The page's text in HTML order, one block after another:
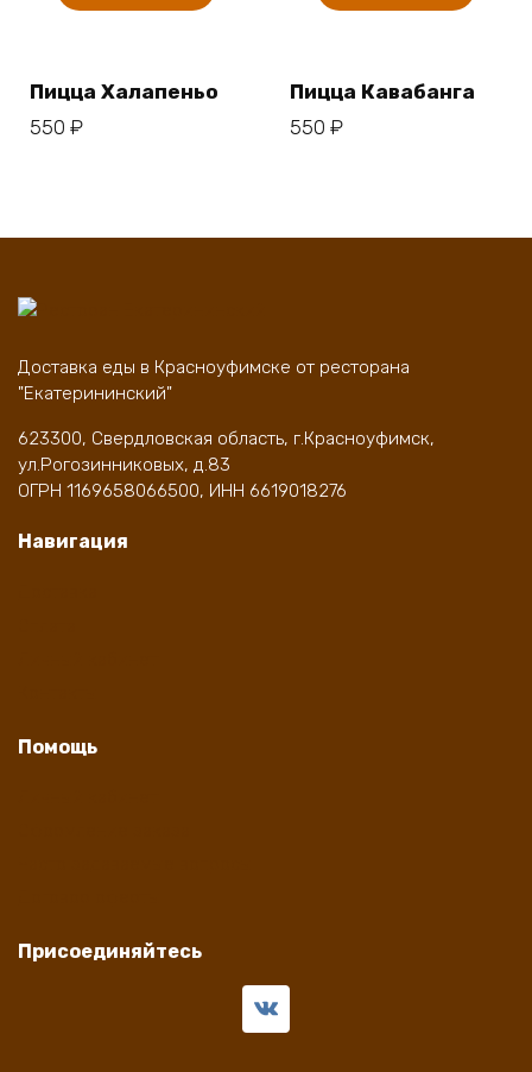
Пицца Халапеньо
550 ₽
Пицца Кавабанга
550 ₽
Доставка еды в Красноуфимске от ресторана
"Екатерининский"
623300, Свердловская область, г.Красноуфимск,
ул.Рогозинниковых, д.83
ОГРН 1169658066500, ИНН 6619018276
Навигация
Помощь
Присоединяйтесь